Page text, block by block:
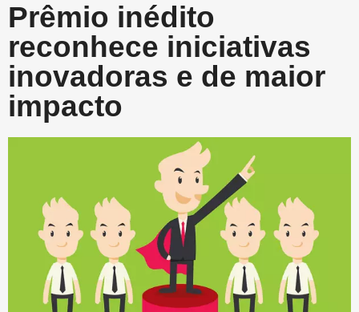
Prêmio inédito
reconhece iniciativas
inovadoras e de maior
impacto